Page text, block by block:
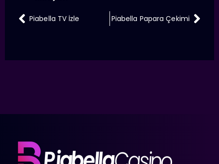
Piabella TV İzle Piabella Papara Çekimi